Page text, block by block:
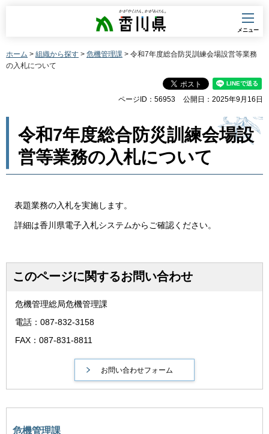
香川県
メニュー
ホーム > 組織から探す > 危機管理課 > 令和7年度総合防災訓練会場設営等業務
の入札について
ページID：56953 公開日：2025年9月16日
令和7年度総合防災訓練会場設
営等業務の入札について
表題業務の入札を実施します。
詳細は香川県電子入札システムからご確認ください。
このページに関するお問い合わせ
危機管理総局危機管理課
電話：087-832-3158
FAX：087-831-8811
危機管理課